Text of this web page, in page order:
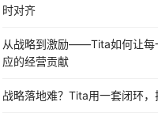
时对齐
从战略到激励——Tita如何让每
应的经营贡献
战略落地难？Tita用一套闭环